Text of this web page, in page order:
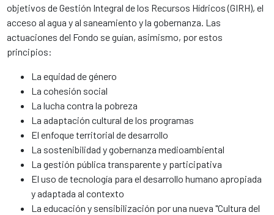
objetivos de Gestión Integral de los Recursos Hídricos (GIRH), el
acceso al agua y al saneamiento y la gobernanza. Las
actuaciones del Fondo se guían, asimismo, por estos
principios:
La equidad de género
La cohesión social
La lucha contra la pobreza
La adaptación cultural de los programas
El enfoque territorial de desarrollo
La sostenibilidad y gobernanza medioambiental
La gestión pública transparente y participativa
El uso de tecnología para el desarrollo humano apropiada
y adaptada al contexto
La educación y sensibilización por una nueva "Cultura del